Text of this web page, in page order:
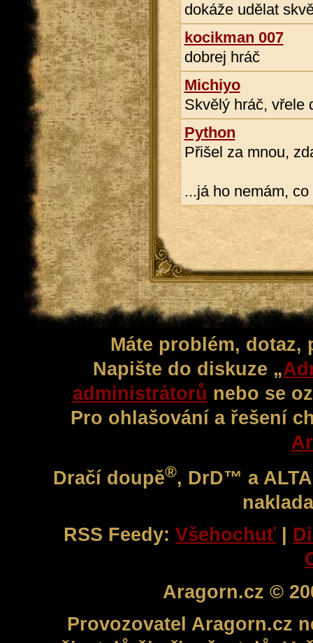
dokáže udělat
kocikman 007
dobrej hráč
Michiyo
Skvělý hráč, vřele
Python
Přišel za mnou,
...já ho nemám,
Máte problém,
Napište do diskuze „
administrátorů nebo se
Pro ohlašování a řešení
Dračí doupě®, DrD™ a
RSS Feedy: Všehochuť
Aragorn.cz ©
Provozovatel Aragorn.cz